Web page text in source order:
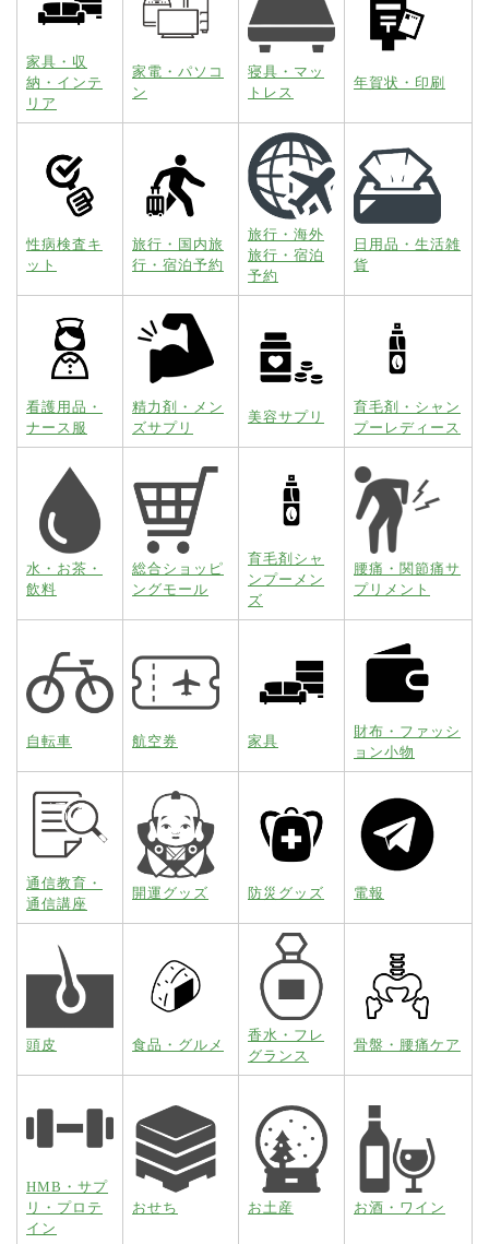
家具・収
納・インテ
リア
家電・パソコ
ン
寝具・マッ
トレス
年賀状・印刷
性病検査キ
ット
旅行・国内旅
行・宿泊予約
旅行・海外
旅行・宿泊
予約
日用品・生活雑
貨
看護用品・
ナース服
精力剤・メン
ズサプリ
美容サプリ
育毛剤・シャン
プーレディース
水・お茶・
飲料
総合ショッピ
ングモール
育毛剤シャ
ンプーメン
ズ
腰痛・関節痛サ
プリメント
自転車 航空券 家具
財布・ファッシ
ョン小物
通信教育・
通信講座
開運グッズ 防災グッズ 電報
頭皮 食品・グルメ
香水・フレ
グランス
骨盤・腰痛ケア
HMB・サプ
リ・プロテ
イン
おせち お土産 お酒・ワイン